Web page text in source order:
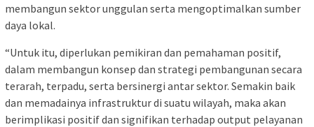
membangun sektor unggulan serta mengoptimalkan sumber
daya lokal.
“Untuk itu, diperlukan pemikiran dan pemahaman positif,
dalam membangun konsep dan strategi pembangunan secara
terarah, terpadu, serta bersinergi antar sektor. Semakin baik
dan memadainya infrastruktur di suatu wilayah, maka akan
berimplikasi positif dan signifikan terhadap output pelayanan